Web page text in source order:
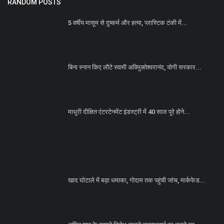
RANDOM POSTS
5 वर्षीय मासूम से दुष्कर्म और हत्या, प्लास्टिक टंकी में...
बिना स्नान किए लौटे स्वामी अविमुक्तेश्वरानंद, योगी सरकार...
माधुरी दीक्षित एंटरटेनमेंट इंडस्ट्री में 40 साल पूरे होने...
खाद घोटाले में बड़ा धमाका, गोदाम तक पहुंची जांच, मार्कफेड...